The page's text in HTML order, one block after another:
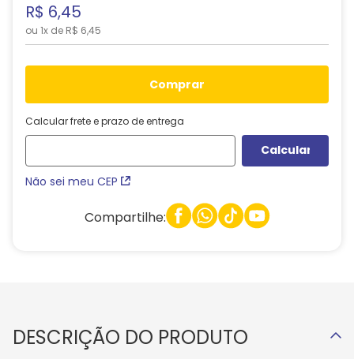
R$ 6,45
ou 1x de R$ 6,45
comprar
Calcular frete e prazo de entrega
Não sei meu CEP
Compartilhe:
DESCRIÇÃO DO PRODUTO